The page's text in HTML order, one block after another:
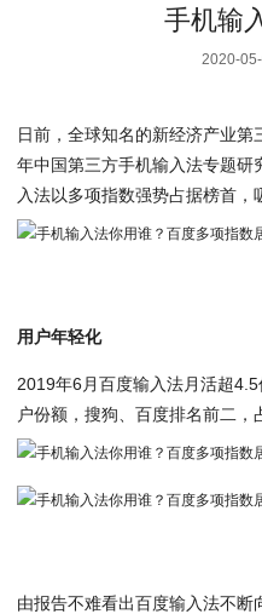
手机输
2020-
日前，全球知名的新经济产业
年中国第三方手机输入法专题
入法以多项指数强势占据榜首，
用户年轻化
2019年6月百度输入法月活超
户份额，搜狗、百度排名前二
由报告不难看出百度输入法不